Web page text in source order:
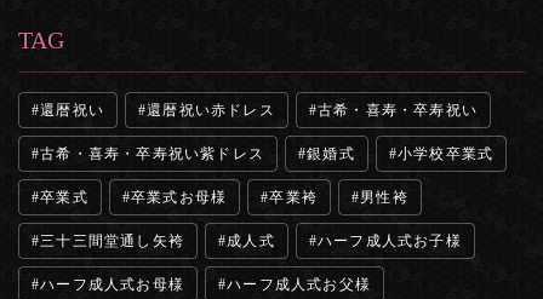
TAG
還暦祝い 還暦祝い赤ドレス 古希・喜寿・卒寿祝い
古希・喜寿・卒寿祝い紫ドレス 銀婚式 小学校卒業式
卒業式 卒業式お母様 卒業袴 男性袴
三十三間堂通し矢袴 成人式 ハーフ成人式お子様
ハーフ成人式お母様 ハーフ成人式お父様